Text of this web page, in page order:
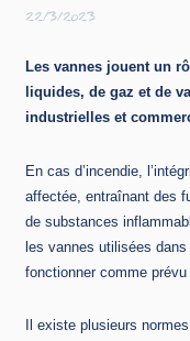
22/3/2023
Les vannes jouent un
liquides, de gaz et de
industrielles et
En cas d’incendie,
affectée, entraînant des
de substances
les vannes utilisées
fonctionner comme prévu
Il existe plusieurs